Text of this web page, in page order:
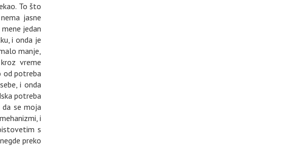
To što
jasne
jedan
i onda je
manje,
vreme
od potreba
i onda
potreba
se moja
i
s
preko